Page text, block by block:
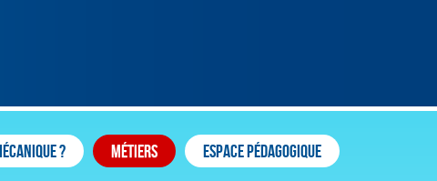
? Métiers Espace pédagogique